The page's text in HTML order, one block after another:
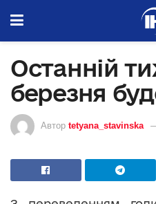
Останній
березня
Автор tetyana_stavinska